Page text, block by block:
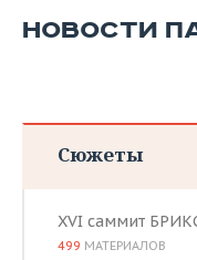
НОВОСТИ
Сюжеты
XVI саммит
499 МАТЕРИАЛОВ